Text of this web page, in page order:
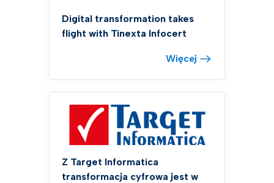
Digital transformation takes
flight with Tinexta Infocert
Więcej
Z Target Informatica
transformacja cyfrowa jest w